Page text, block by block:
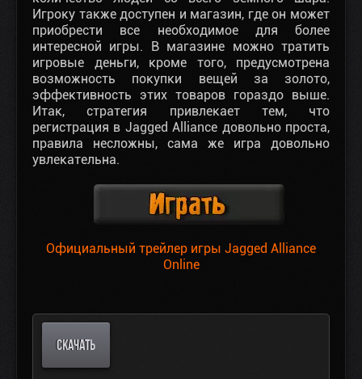
Игроку также доступен и магазин, где он может
приобрести все необходимое для более
интересной игры. В магазине можно тратить
игровые деньги, кроме того, предусмотрена
возможность покупки вещей за золото,
эффективность этих товаров гораздо выше.
Итак, стратегия привлекает тем, что
регистрация в Jagged Alliance довольно проста,
правила несложны, сама же игра довольно
увлекательна.
Официальный трейлер игры Jagged Alliance
Online
СКАЧАТЬ